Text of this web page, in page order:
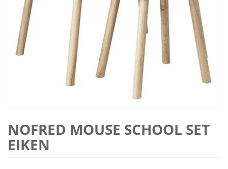
NOFRED MOUSE SCHOOL SET
EIKEN